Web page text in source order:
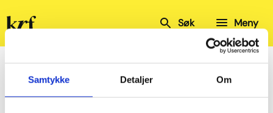
Samtykke Detaljer Om
Kristelig
Folkeparti Meny
Søk
Bystyremøte Oslo
Bystyremøte Oslo